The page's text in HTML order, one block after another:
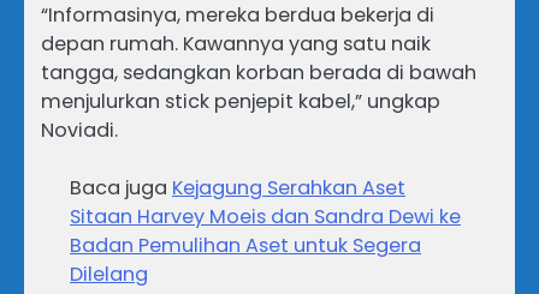
“Informasinya, mereka berdua bekerja di
depan rumah. Kawannya yang satu naik
tangga, sedangkan korban berada di bawah
menjulurkan stick penjepit kabel,” ungkap
Noviadi.
Baca juga Kejagung Serahkan Aset
Sitaan Harvey Moeis dan Sandra Dewi ke
Badan Pemulihan Aset untuk Segera
Dilelang